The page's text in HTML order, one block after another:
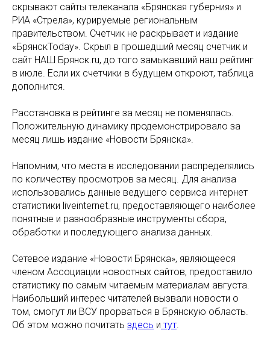
скрывают сайты телеканала «Брянская губерния» и
РИА «Стрела», курируемые региональным
правительством. Счетчик не раскрывает и издание
«БрянскToday». Скрыл в прошедший месяц счетчик и
сайт НАШ Брянск.ru, до того замыкавший наш рейтинг
в июле. Если их счетчики в будущем откроют, таблица
дополнится.
Расстановка в рейтинге за месяц не поменялась.
Положительную динамику продемонстрировало за
месяц лишь издание «Новости Брянска».
Напомним, что места в исследовании распределялись
по количеству просмотров за месяц. Для анализа
использовались данные ведущего сервиса интернет
статистики liveinternet.ru, предоставляющего наиболее
понятные и разнообразные инструменты сбора,
обработки и последующего анализа данных.
Сетевое издание «Новости Брянска», являющееся
членом Ассоциации новостных сайтов, предоставило
статистику по самым читаемым материалам августа.
Наибольший интерес читателей вызвали новости о
том, смогут ли ВСУ прорваться в Брянскую область.
Об этом можно почитать здесь и тут